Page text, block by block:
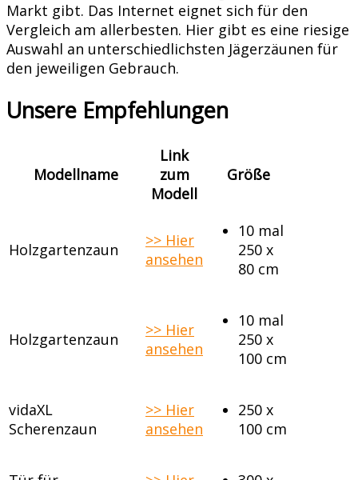
Markt gibt. Das Internet eignet sich für den
Vergleich am allerbesten. Hier gibt es eine riesige
Auswahl an unterschiedlichsten Jägerzäunen für
den jeweiligen Gebrauch.
Unsere Empfehlungen
Modellname
Link
zum
Modell
Größe
Holzgartenzaun
>> Hier
ansehen
10 mal
250 x
80 cm
Holzgartenzaun
>> Hier
ansehen
10 mal
250 x
100 cm
vidaXL
Scherenzaun
>> Hier
ansehen
250 x
100 cm